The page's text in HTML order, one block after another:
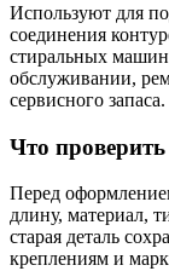
Используют для
соединения
стиральных
обслуживании,
сервисного запаса.
Что
Перед
длину, материал,
старая деталь
креплениям и